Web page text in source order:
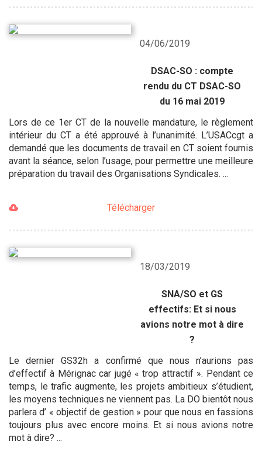
04/06/2019
DSAC-SO : compte
rendu du CT DSAC-SO
du 16 mai 2019
Lors de ce 1er CT de la nouvelle mandature, le règlement
intérieur du CT a été approuvé à l’unanimité. L’USACcgt a
demandé que les documents de travail en CT soient fournis
avant la séance, selon l’usage, pour permettre une meilleure
préparation du travail des Organisations Syndicales. ...
Télécharger
18/03/2019
SNA/SO et GS
effectifs: Et si nous
avions notre mot à dire
?
Le dernier GS32h a confirmé que nous n’aurions pas
d’effectif à Mérignac car jugé « trop attractif ». Pendant ce
temps, le trafic augmente, les projets ambitieux s’étudient,
les moyens techniques ne viennent pas. La DO bientôt nous
parlera d’ « objectif de gestion » pour que nous en fassions
toujours plus avec encore moins. Et si nous avions notre
mot à dire? ...